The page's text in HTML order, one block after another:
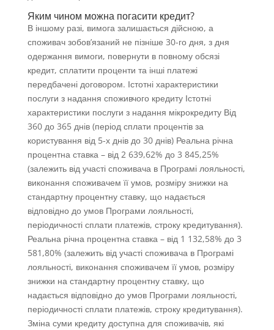
Яким чином можна погасити кредит?
В іншому разі, вимога залишається дійсною, а
споживач зобов’язаний не пізніше 30-го дня, з дня
одержання вимоги, повернути в повному обсязі
кредит, сплатити проценти та інші платежі
передбачені договором. Істотні характеристики
послуги з надання споживчого кредиту Істотні
характеристики послуги з надання мікрокредиту Від
360 до 365 днів (період сплати процентів за
користування від 5-х днів до 30 днів) Реальна річна
процентна ставка – від 2 639,62% до 3 845,25%
(залежить від участі споживача в Програмі лояльності,
виконання споживачем її умов, розміру знижки на
стандартну процентну ставку, що надається
відповідно до умов Програми лояльності,
періодичності сплати платежів, строку кредитування).
Реальна річна процентна ставка – від 1 132,58% до 3
581,80% (залежить від участі споживача в Програмі
лояльності, виконання споживачем її умов, розміру
знижки на стандартну процентну ставку, що
надається відповідно до умов Програми лояльності,
періодичності сплати платежів, строку кредитування).
Зміна суми кредиту доступна для споживачів, які